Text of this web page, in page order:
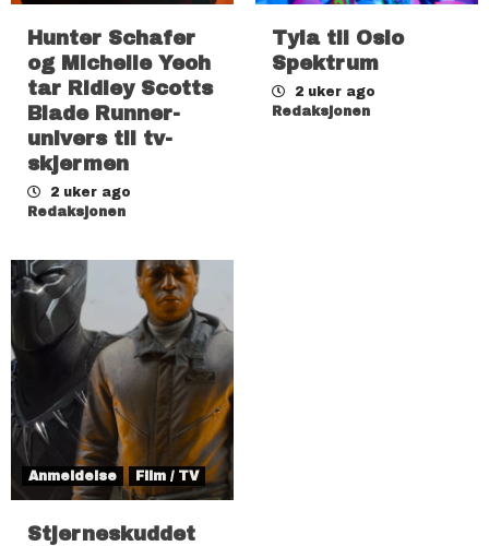
Hunter Schafer
og Michelle Yeoh
tar Ridley Scotts
Blade Runner-
univers til tv-
skjermen
2 uker ago
Redaksjonen
Tyla til Oslo
Spektrum
2 uker ago
Redaksjonen
Anmeldelse Film / TV
Stjerneskuddet